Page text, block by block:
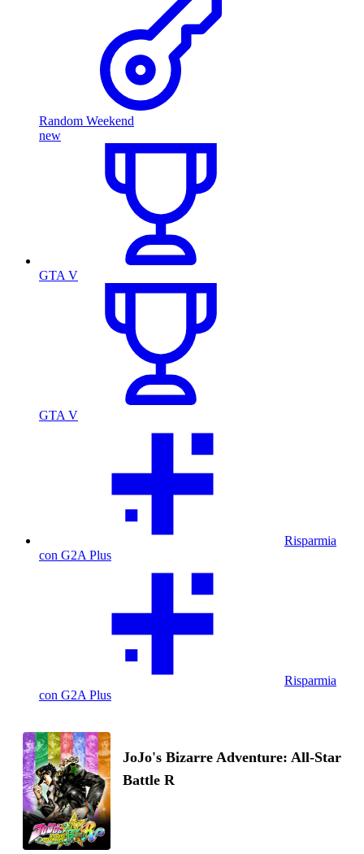
Random Weekend
new
GTA V
GTA V
Risparmia
con G2A Plus
Risparmia
con G2A Plus
JoJo's Bizarre Adventure: All-Star
Battle R